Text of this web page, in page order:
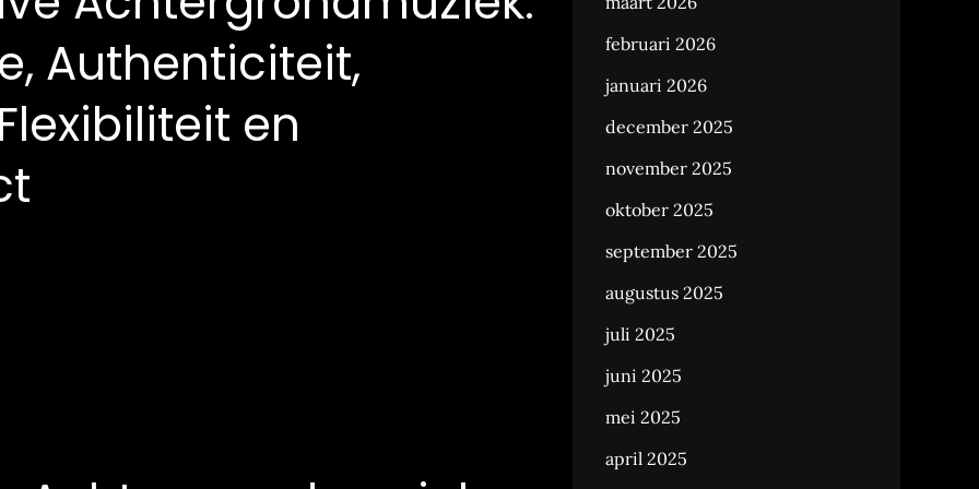
Authenticiteit,
en
februari 2026
januari 2026
december 2025
november 2025
oktober 2025
september 2025
augustus 2025
juli 2025
juni 2025
mei 2025
april 2025